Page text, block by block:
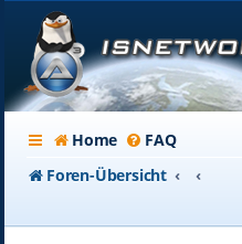
Home FAQ
Foren-Übersicht